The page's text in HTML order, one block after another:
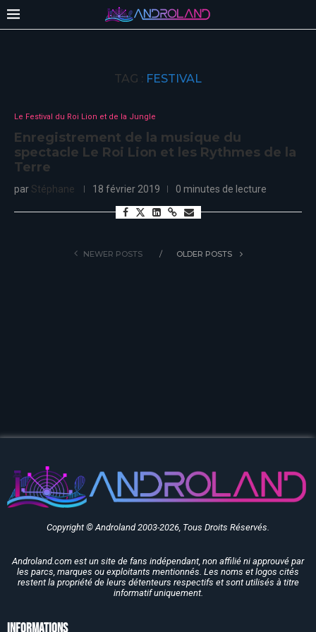
TAG : FESTIVAL
Le Festival du Roi Lion et de la Jungle
Enregistrement de la musique du
spectacle Le Roi Lion et les Rythmes de la
Terre
par Stéphane 18 février 2019 0 minutes de lecture
NEWER POSTS OLDER POSTS
Copyright © Androland 2003-2026, Tous Droits Réservés.
Androland.com est un site de fans indépendant, non affilié ni approuvé par
les parcs, marques ou exploitants mentionnés. Les noms et logos cités
restent la propriété de leurs détenteurs respectifs et sont utilisés à titre
informatif uniquement.
Informations